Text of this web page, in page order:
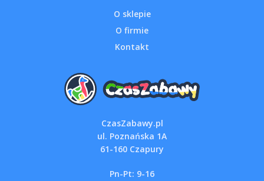
O sklepie
O firmie
Kontakt
CzasZabawy.pl
ul. Poznańska 1A
61-160 Czapury
Pn-Pt: 9-16